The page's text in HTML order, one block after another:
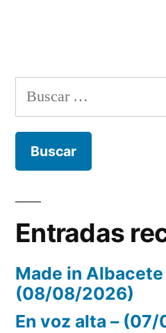
Buscar:
Entradas
Made in Albacete
(08/08/2026)
En voz alta –